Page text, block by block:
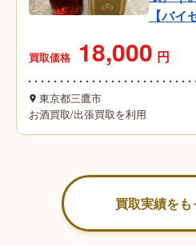
【バイ
買取価格 18,000 円
東京都三鷹市
お酒買取/出張買取を利用
買取実績をも